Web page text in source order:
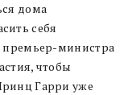
дома
себя
премьер-министра
чтобы
Гарри уже